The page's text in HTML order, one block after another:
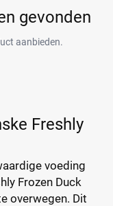
gevonden
aanbieden.
Freshly
voeding
Frozen Duck
overwegen. Dit